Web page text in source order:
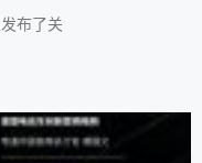
布了关